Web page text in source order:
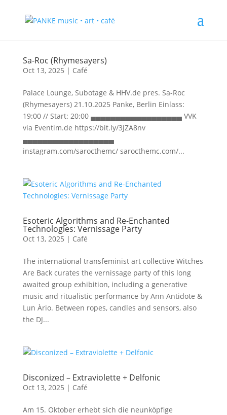
Sa-Roc (Rhymesayers)
Oct 13, 2025 | Café
Palace Lounge, Subotage & HHV.de pres. Sa-Roc
(Rhymesayers) 21.10.2025 Panke, Berlin Einlass:
19:00 // Start: 20:00 ▄▄▄▄▄▄▄▄▄▄▄▄▄▄▄▄▄▄ VVK
via Eventim.de https://bit.ly/3JZA8nv
▄▄▄▄▄▄▄▄▄▄▄▄▄▄▄▄▄▄
instagram.com/sarocthemc/ sarocthemc.com/...
Esoteric Algorithms and Re-Enchanted
Technologies: Vernissage Party
Oct 13, 2025 | Café
The international transfeminist art collective Witches
Are Back curates the vernissage party of this long
awaited group exhibition, including a generative
music and ritualistic performance by Ann Antidote &
Lun Àrio. Between ropes, candles and sensors, also
the DJ...
Disconized – Extraviolette + Delfonic
Oct 13, 2025 | Café
Am 15. Oktober erhebt sich die neunköpfige